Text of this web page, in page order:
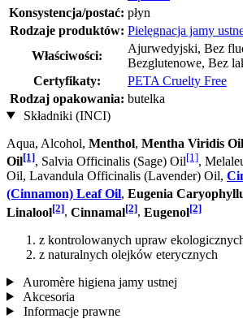
Konsystencja/postać: płyn
Rodzaje produktów: Pielęgnacja jamy
Właściwości:
Ajurwedyjski, Bez
Bezglutenowe, Bez
Certyfikaty:
PETA Cruelty Free
Rodzaj opakowania: butelka
Składniki (INCI)
Aqua, Alcohol, Menthol, Mentha Viridis Oil
Oil[1], Salvia Officinalis (Sage) Oil[1],
Oil, Lavandula Officinalis (Lavender) Oil,
(Cinnamon) Leaf Oil, Eugenia
Linalool[2], Cinnamal[2], Eugenol[2]
z kontrolowanych upraw
z naturalnych olejków eterycznych
Auromère higiena jamy ustnej
Akcesoria
Informacje prawne